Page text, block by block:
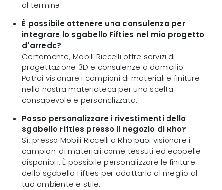
al termine.
È possibile ottenere una consulenza per
integrare lo sgabello Fifties nel mio progetto
d'arredo?
Certamente, Mobili Riccelli offre servizi di
progettazione 3D e consulenze a domicilio.
Potrai visionare i campioni di materiali e finiture
nella nostra materioteca per una scelta
consapevole e personalizzata.
Posso personalizzare i rivestimenti dello
sgabello Fifties presso il negozio di Rho?
Sì, presso Mobili Riccelli a Rho puoi visionare i
campioni di materiali come tessuti ed ecopelle
disponibili. È possibile personalizzare le finiture
dello sgabello Fifties per adattarlo al meglio al
tuo ambiente e stile.